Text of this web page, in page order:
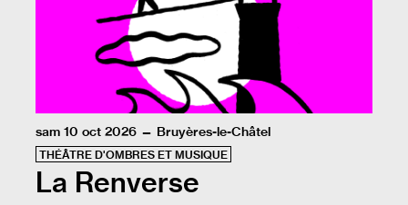
sam 10 oct 2026 — Bruyères-le-Châtel
THÉÂTRE D'OMBRES ET MUSIQUE
La Renverse